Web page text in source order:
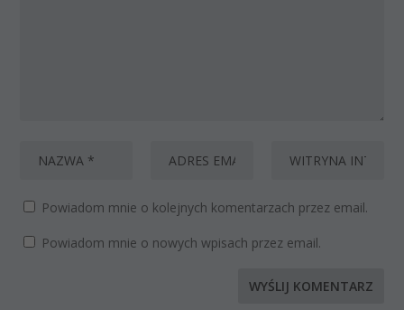
Powiadom mnie o kolejnych komentarzach przez email.
Powiadom mnie o nowych wpisach przez email.